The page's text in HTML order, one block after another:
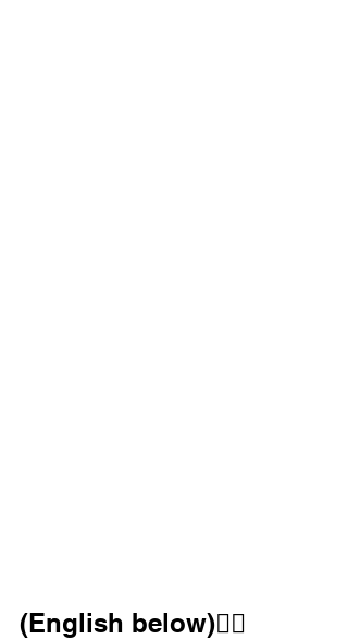
(English below)✊🏻